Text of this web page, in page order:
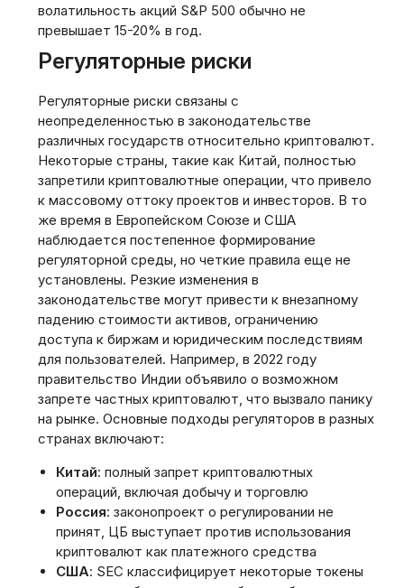
волатильность акций S&P 500 обычно не
превышает 15-20% в год.
Регуляторные риски
Регуляторные риски связаны с
неопределенностью в законодательстве
различных государств относительно криптовалют.
Некоторые страны, такие как Китай, полностью
запретили криптовалютные операции, что привело
к массовому оттоку проектов и инвесторов. В то
же время в Европейском Союзе и США
наблюдается постепенное формирование
регуляторной среды, но четкие правила еще не
установлены. Резкие изменения в
законодательстве могут привести к внезапному
падению стоимости активов, ограничению
доступа к биржам и юридическим последствиям
для пользователей. Например, в 2022 году
правительство Индии объявило о возможном
запрете частных криптовалют, что вызвало панику
на рынке. Основные подходы регуляторов в разных
странах включают:
Китай: полный запрет криптовалютных
операций, включая добычу и торговлю
Россия: законопроект о регулировании не
принят, ЦБ выступает против использования
криптовалют как платежного средства
США: SEC классифицирует некоторые токены